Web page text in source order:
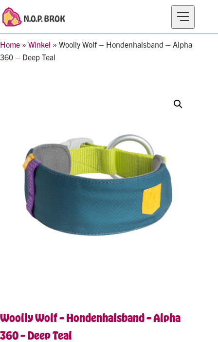
MERKEN
Home » Winkel » Woolly Wolf – Hondenhalsband – Alpha
360 – Deep Teal
Woolly Wolf – Hondenhalsband – Alpha
360 – Deep Teal